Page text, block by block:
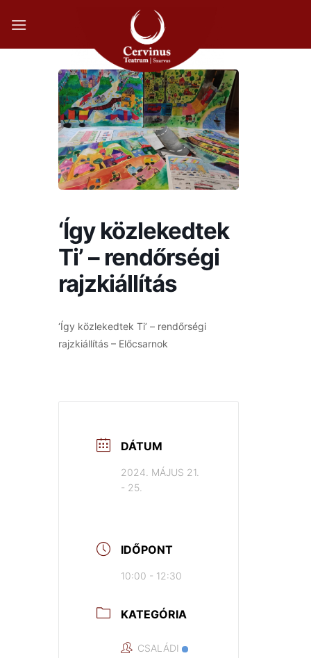
‘Így közlekedtek
Ti’ – rendőrségi
rajzkiállítás
‘Így közlekedtek Ti’ – rendőrségi
rajzkiállítás – Előcsarnok
DÁTUM
2024. MÁJUS 21.
- 25.
IDŐPONT
10:00 - 12:30
KATEGÓRIA
CSALÁDI